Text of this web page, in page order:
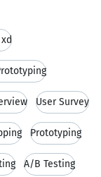
User Survey
Prototyping
A/B Testing